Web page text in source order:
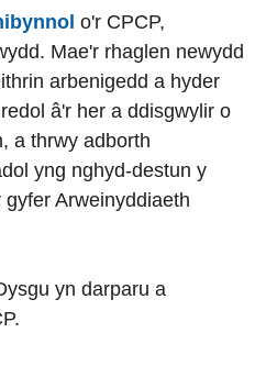
o'r CPCP,
Mae'r rhaglen newydd
arbenigedd a hyder
â'r her a ddisgwylir o
a thrwy adborth
yng nghyd-destun y
Arweinyddiaeth
yn darparu a